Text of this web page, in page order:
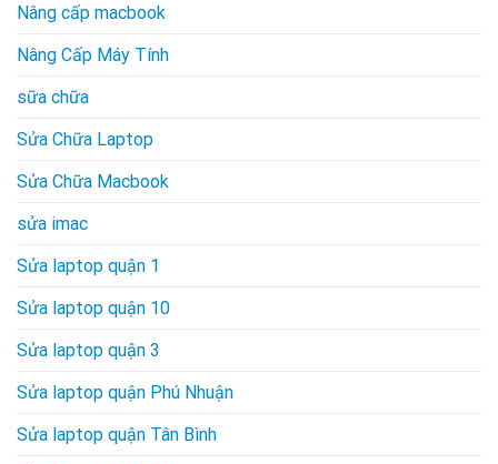
Nâng cấp macbook
Nâng Cấp Máy Tính
sữa chữa
Sửa Chữa Laptop
Sửa Chữa Macbook
sửa imac
Sửa laptop quận 1
Sửa laptop quận 10
Sửa laptop quận 3
Sửa laptop quận Phú Nhuận
Sửa laptop quận Tân Bình